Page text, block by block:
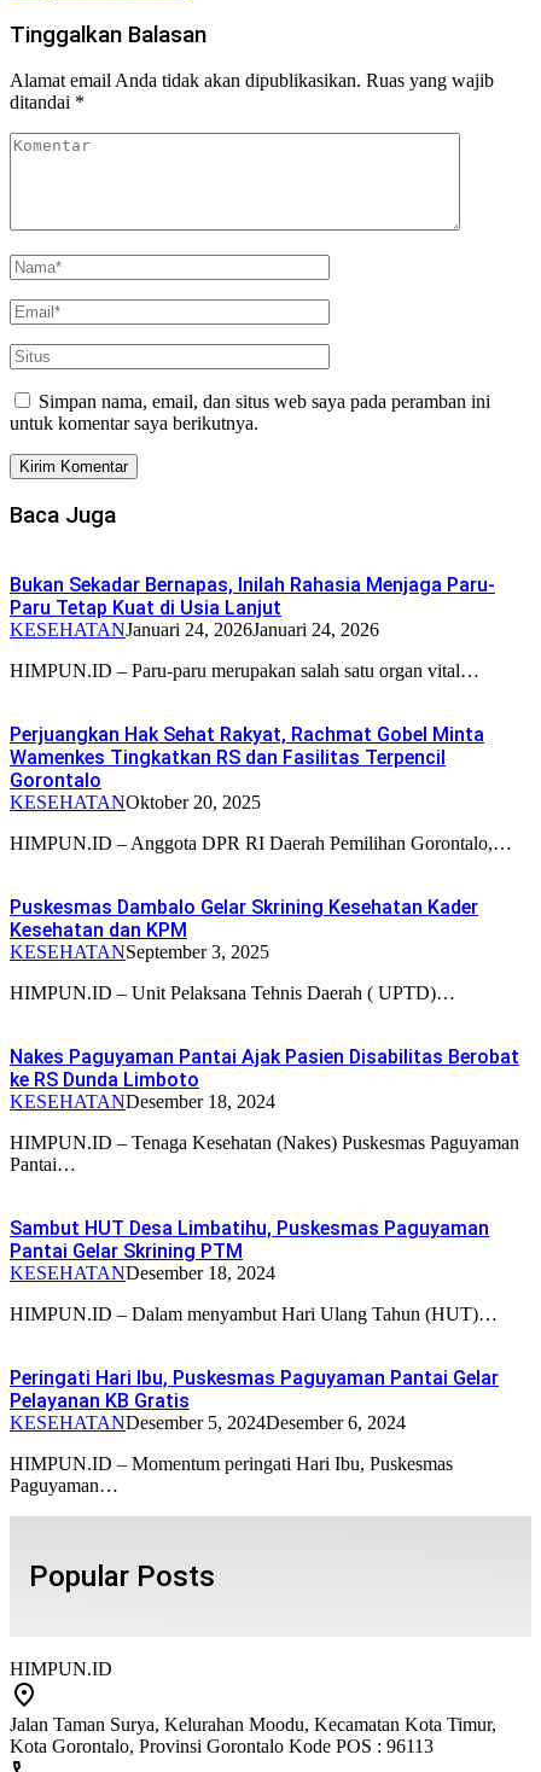
Tinggalkan Balasan
Alamat email Anda tidak akan dipublikasikan. Ruas yang wajib
ditandai *
Simpan nama, email, dan situs web saya pada peramban ini
untuk komentar saya berikutnya.
Baca Juga
Bukan Sekadar Bernapas, Inilah Rahasia Menjaga Paru-
Paru Tetap Kuat di Usia Lanjut
KESEHATANJanuari 24, 2026Januari 24, 2026
HIMPUN.ID – Paru-paru merupakan salah satu organ vital…
Perjuangkan Hak Sehat Rakyat, Rachmat Gobel Minta
Wamenkes Tingkatkan RS dan Fasilitas Terpencil
Gorontalo
KESEHATANOktober 20, 2025
HIMPUN.ID – Anggota DPR RI Daerah Pemilihan Gorontalo,…
Puskesmas Dambalo Gelar Skrining Kesehatan Kader
Kesehatan dan KPM
KESEHATANSeptember 3, 2025
HIMPUN.ID – Unit Pelaksana Tehnis Daerah ( UPTD)…
Nakes Paguyaman Pantai Ajak Pasien Disabilitas Berobat
ke RS Dunda Limboto
KESEHATANDesember 18, 2024
HIMPUN.ID – Tenaga Kesehatan (Nakes) Puskesmas Paguyaman
Pantai…
Sambut HUT Desa Limbatihu, Puskesmas Paguyaman
Pantai Gelar Skrining PTM
KESEHATANDesember 18, 2024
HIMPUN.ID – Dalam menyambut Hari Ulang Tahun (HUT)…
Peringati Hari Ibu, Puskesmas Paguyaman Pantai Gelar
Pelayanan KB Gratis
KESEHATANDesember 5, 2024Desember 6, 2024
HIMPUN.ID – Momentum peringati Hari Ibu, Puskesmas
Paguyaman…
Popular Posts
HIMPUN.ID
Jalan Taman Surya, Kelurahan Moodu, Kecamatan Kota Timur,
Kota Gorontalo, Provinsi Gorontalo Kode POS : 96113